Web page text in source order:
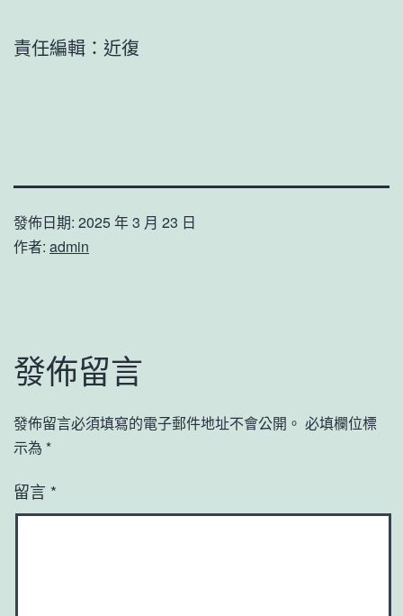
責任編輯：近復
發佈日期: 2025 年 3 月 23 日
作者: admin
發佈留言
發佈留言必須填寫的電子郵件地址不會公開。 必填欄位標
示為 *
留言 *